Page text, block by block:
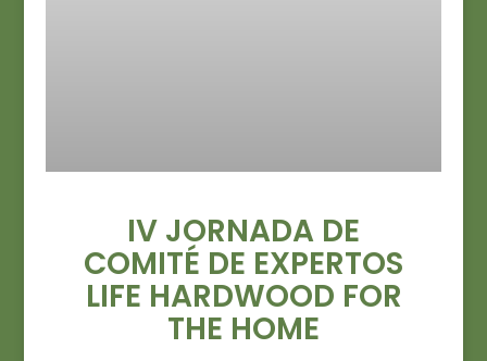
IV JORNADA DE
COMITÉ DE EXPERTOS
LIFE HARDWOOD FOR
THE HOME